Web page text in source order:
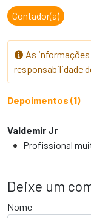
Contador(a)
As
responsabilidade
Depoimentos (1)
Valdemir Jr
Profissional
Deixe um
Nome